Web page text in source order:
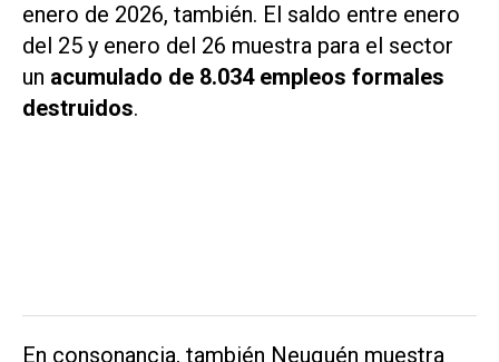
enero de 2026, también. El saldo entre enero
del 25 y enero del 26 muestra para el sector
un acumulado de 8.034 empleos formales
destruidos.
En consonancia, también Neuquén muestra